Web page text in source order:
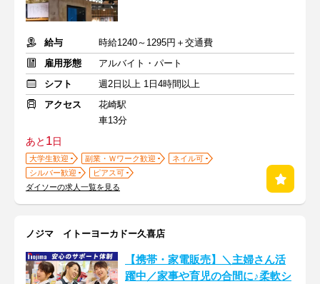
給与
時給1240～1295円＋交通費
雇用形態
アルバイト・パート
シフト
週2日以上 1日4時間以上
アクセス
花崎駅
車13分
あと 1日
大学生歓迎 副業・Ｗワーク歓迎
ネイル可
シルバー歓迎
ピアス可
ダイソーの求人一覧を見る
ノジマ イトーヨーカドー久喜店
【携帯・家電販売】＼主婦さん活
躍中／家事や育児の合間に♪柔軟シ